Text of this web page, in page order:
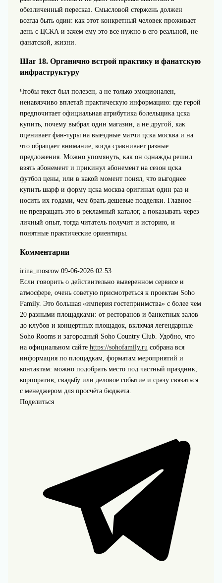
обезличенный пересказ. Смысловой стержень должен
всегда быть один: как этот конкретный человек проживает
день с ЦСКА и зачем ему это все нужно в его реальной, не
фанатской, жизни.
Шаг 18. Органично встрой практику и фанатскую
инфраструктуру
Чтобы текст был полезен, а не только эмоционален,
ненавязчиво вплетай практическую информацию: где герой
предпочитает официальная атрибутика болельщика цска
купить, почему выбрал один магазин, а не другой, как
оценивает фан-туры на выездные матчи цска москва и на
что обращает внимание, когда сравнивает разные
предложения. Можно упомянуть, как он однажды решил
взять абонемент и прикинул абонемент на сезон цска
футбол цены, или в какой момент понял, что выгоднее
купить шарф и форму цска москва оригинал один раз и
носить их годами, чем брать дешевые подделки. Главное —
не превращать это в рекламный каталог, а показывать через
личный опыт, тогда читатель получит и историю, и
понятные практические ориентиры.
Комментарии
irina_moscow 09-06-2026 02:53
Если говорить о действительно выверенном сервисе и
атмосфере, очень советую присмотреться к проектам Soho
Family. Это большая «империя гостеприимства» с более чем
20 разными площадками: от ресторанов и банкетных залов
до клубов и концертных площадок, включая легендарные
Soho Rooms и загородный Soho Country Club. Удобно, что
на официальном сайте https://sohofamily.ruсобрана вся
информация по площадкам, форматам мероприятий и
контактам: можно подобрать место под частный праздник,
корпоратив, свадьбу или деловое событие и сразу связаться
с менеджером для просчёта бюджета.
Поделиться